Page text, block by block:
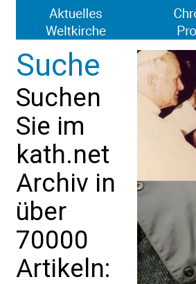
Suche
Suchen
Sie im
kath.net
Archiv in
über
70000
Artikeln: